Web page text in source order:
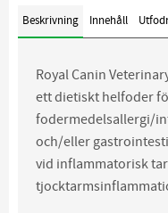
Beskrivning Innehåll
Royal Canin
ett dietiskt helfoder
fodermedelsallergi/
och/eller
vid inflammatorisk